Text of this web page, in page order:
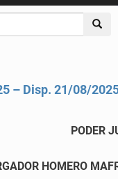
– Disp. 21/08/
PODER
HOMERO